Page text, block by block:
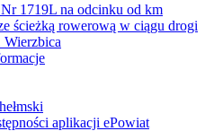
1719L na odcinku od km
ścieżką rowerową w ciągu drogi
aplikacji ePowiat